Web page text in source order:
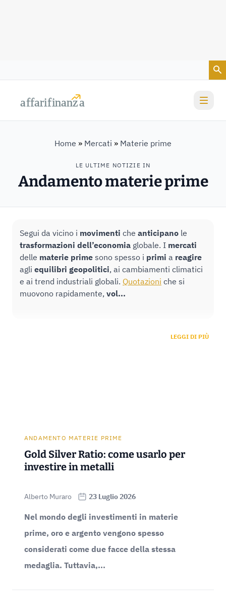
affarifinanza
affarifinanza
LE ULTIME NOTIZIE IN
Andamento materie prime
Home » Mercati » Materie prime
Segui da vicino i movimenti che anticipano le
trasformazioni dell’economia globale. I mercati
delle materie prime sono spesso i primi a reagire
agli equilibri geopolitici, ai cambiamenti climatici
e ai trend industriali globali. Quotazioni che si
muovono rapidamente, vol...
LEGGI DI PIÙ
ANDAMENTO MATERIE PRIME
Gold Silver Ratio: come usarlo per
investire in metalli
Alberto Muraro 23 Luglio 2026
Nel mondo degli investimenti in materie
prime, oro e argento vengono spesso
considerati come due facce della stessa
medaglia. Tuttavia,...